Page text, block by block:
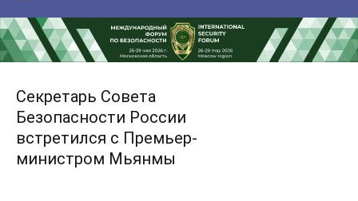
Секретарь Совета
Безопасности России
встретился с Премьер-
министром Мьянмы